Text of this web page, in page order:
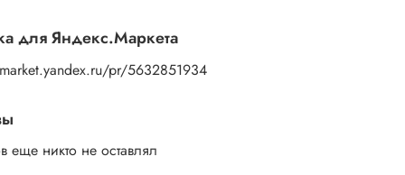
для Яндекс.Маркета
pr/5632851934
еще никто не оставлял